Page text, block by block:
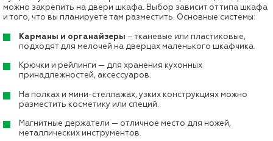
можно закрепить на двери шкафа. Выбор зависит от типа шкафа
и того, что вы планируете там разместить. Основные системы:
Карманы и органайзеры – тканевые или пластиковые,
подходят для мелочей на дверцах маленького шкафчика.
Крючки и рейлинги — для хранения кухонных
принадлежностей, аксессуаров.
На полках и мини-стеллажах, узких конструкциях можно
разместить косметику или специй.
Магнитные держатели — отличное место для ножей,
металлических инструментов.